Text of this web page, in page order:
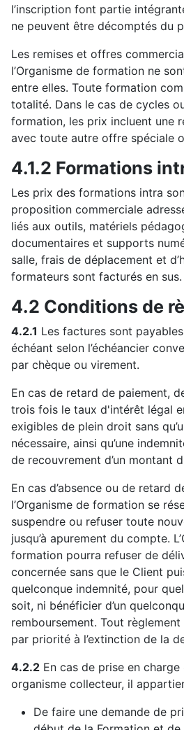
l’inscription font partie
ne peuvent être décomptés du
Les remises et offres
l’Organisme de formation ne
entre elles. Toute formation
totalité. Dans le cas de cycles
formation, les prix incluent une
avec toute autre offre spéciale
4.1.2 Formations
Les prix des formations intra
proposition commerciale
liés aux outils, matériels
documentaires et supports
salle, frais de déplacement et
formateurs sont facturés en sus.
4.2 Conditions de
4.2.1 Les factures sont
échéant selon l’échéancier
par chèque ou virement.
En cas de retard de paiement,
trois fois le taux d'intérêt légal
exigibles de plein droit sans
nécessaire, ainsi qu’une
de recouvrement d’un montant
En cas d’absence ou de retard
l’Organisme de formation se
suspendre ou refuser toute
jusqu’à apurement du compte.
formation pourra refuser de
concernée sans que le Client
quelconque indemnité, pour
soit, ni bénéficier d’un
remboursement. Tout
par priorité à l’extinction de la
4.2.2 En cas de prise en
organisme collecteur, il
De faire une demande de